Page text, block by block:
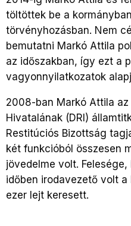
töltöttek be a
törvényhozásban. Nem
bemutatni Markó Attila
az időszakban, így ezt a
vagyonnyilatkozatok
2008-ban Markó Attila
Hivatalának (DRI)
Restitúciós Bizottság
két funkcióból összesen
jövedelme volt.
időben irodavezető volt
ezer lejt keresett.